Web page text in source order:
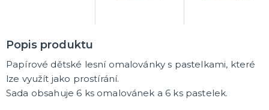
Popis produktu
Papírové dětské lesní omalovánky s pastelkami, které
lze využít jako prostírání.
Sada obsahuje 6 ks omalovánek a 6 ks pastelek.